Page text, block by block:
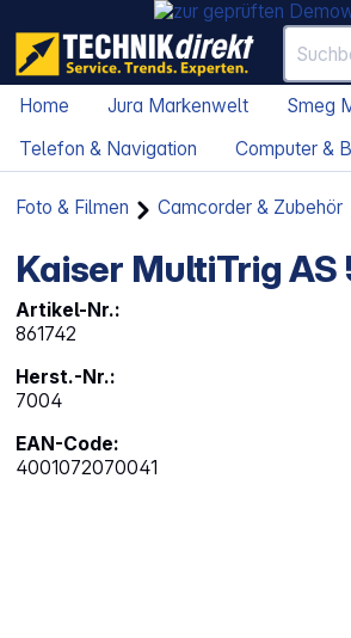
Home Jura Markenwelt Smeg
Telefon & Navigation
Computer &
Foto & Filmen Camcorder & Zubehör
Kaiser MultiTrig AS
Artikel-Nr.:
861742
Herst.-Nr.:
7004
EAN-Code:
4001072070041